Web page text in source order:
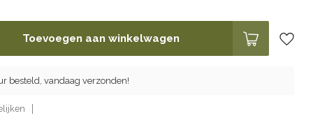
Toevoegen aan winkelwagen
besteld, vandaag verzonden!